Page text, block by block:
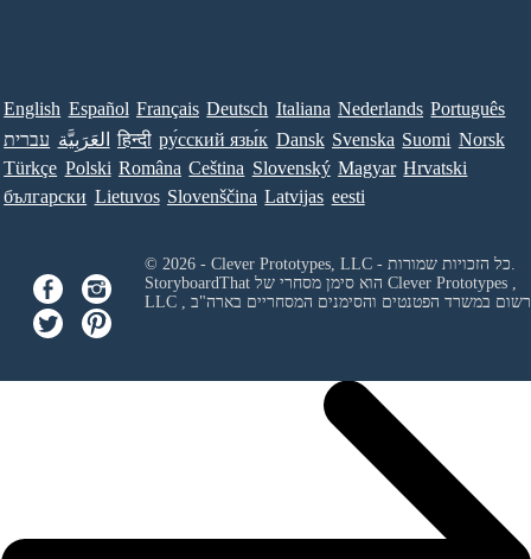
English Español Français Deutsch Italiana Nederlands Português
עברית العَرَبِيَّة हिन्दी ру́сский язы́к Dansk Svenska Suomi Norsk
Türkçe Polski Româna Ceština Slovenský Magyar Hrvatski
български Lietuvos Slovenščina Latvijas eesti
Clever Prototypes ,
LLC
ורשום במשרד הפטנטים והסימנים המסחריים בארה"ב